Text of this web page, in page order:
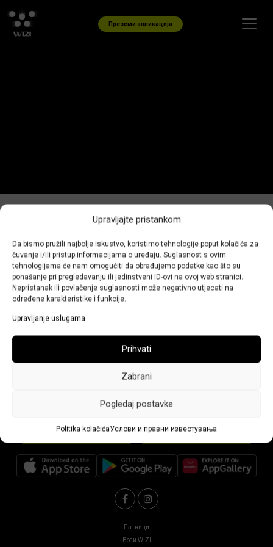
Upravljajte pristankom
Da bismo pružili najbolje iskustvo, koristimo tehnologije poput kolačića za
čuvanje i/ili pristup informacijama o uređaju. Suglasnost s ovim
tehnologijama će nam omogućiti da obrađujemo podatke kao što su
ponašanje pri pregledavanju ili jedinstveni ID-ovi na ovoj web stranici.
Nepristanak ili povlačenje suglasnosti može negativno utjecati na
određene karakteristike i funkcije.
Upravljanje uslugama
Prihvati
Zabrani
Pogledaj postavke
Politika kolačićaУслови и правни известувања
Преземи апликација
Каде можам да ги најдам
сите мои возења?
31/01/2024
кликнување на Детали, можете да ги видите сите
податоци за завршеното возење.
Стани возач
Патници
Вози WIZI